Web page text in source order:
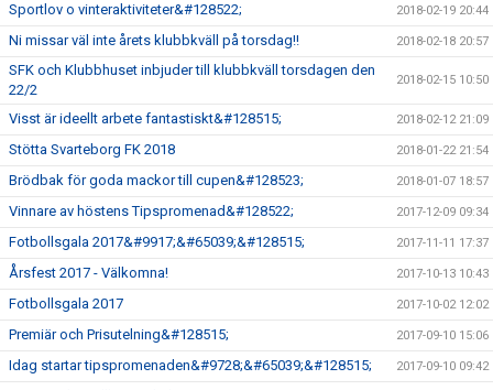
Sportlov o vinteraktiviteter&#128522; 2018-02-19 20:44
Ni missar väl inte årets klubbkväll på torsdag!! 2018-02-18 20:57
SFK och Klubbhuset inbjuder till klubbkväll torsdagen den
22/2
2018-02-15 10:50
Visst är ideellt arbete fantastiskt&#128515; 2018-02-12 21:09
Stötta Svarteborg FK 2018 2018-01-22 21:54
Brödbak för goda mackor till cupen&#128523; 2018-01-07 18:57
Vinnare av höstens Tipspromenad&#128522; 2017-12-09 09:34
Fotbollsgala 2017&#9917;&#65039;&#128515; 2017-11-11 17:37
Årsfest 2017 - Välkomna! 2017-10-13 10:43
Fotbollsgala 2017 2017-10-02 12:02
Premiär och Prisutelning&#128515; 2017-09-10 15:06
Idag startar tipspromenaden&#9728;&#65039;&#128515; 2017-09-10 09:42